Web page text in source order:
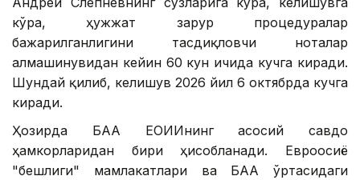
кўра, ҳужжат зарур процедуралар
бажарилганлигини тасдиқловчи ноталар
алмашинувидан кейин 60 кун ичида кучга киради.
Шундай қилиб, келишув 2026 йил 6 октябрда кучга
киради.
Ҳозирда БАА ЕОИИнинг асосий савдо
ҳамкорларидан бири ҳисобланади. Евроосиё
"бешлиги" мамлакатлари ва БАА ўртасидаги